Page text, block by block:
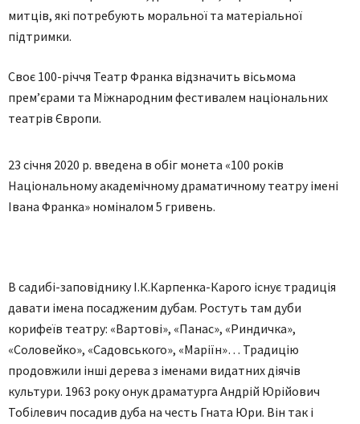
митців, які потребують моральної та матеріальної
підтримки.
Своє 100-річчя Театр Франка відзначить вісьмома
прем’єрами та Міжнародним фестивалем національних
театрів Європи.
23 січня 2020 р. введена в обіг монета «100 років
Національному академічному драматичному театру імені
Івана Франка» номіналом 5 гривень.
В садибі-заповіднику І.К.Карпенка-Карого існує традиція
давати імена посадженим дубам. Ростуть там дуби
корифеїв театру: «Вартові», «Панас», «Риндичка»,
«Соловейко», «Садовського», «Маріїн»… Традицію
продовжили інші дерева з іменами видатних діячів
культури. 1963 року онук драматурга Андрій Юрійович
Тобілевич посадив дуба на честь Гната Юри. Він так і